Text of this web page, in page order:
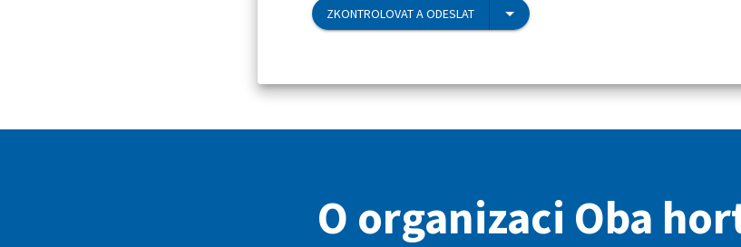
ZKONTROLOVAT A ODESLAT
O organizaci Oba